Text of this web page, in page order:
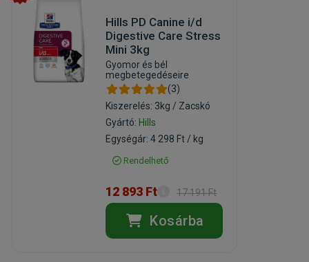
Hills PD Canine i/d
Digestive Care Stress
Mini 3kg
Gyomor és bél
megbetegedéseire
(3)
Kiszerelés: 3kg / Zacskó
Gyártó: Hills
Egységár: 4 298 Ft / kg
Rendelhető
12 893 Ft 17 191 Ft
Kosárba